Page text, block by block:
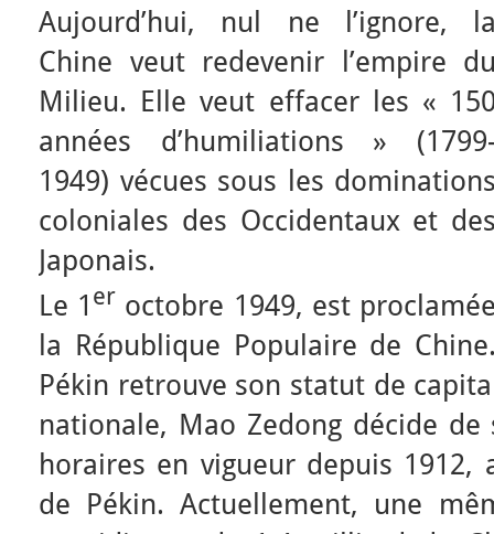
Aujourd’hui, nul ne l’ignore,
Chine veut redevenir l’empire
Milieu. Elle veut effacer les «
années d’humiliations »
1949) vécues sous les
coloniales des Occidentaux et
Japonais.
Le 1 er octobre 1949, est
la République Populaire de
Pékin retrouve son statut de
nationale, Mao Zedong décide
horaires en vigueur depuis 1912,
de Pékin. Actuellement, une